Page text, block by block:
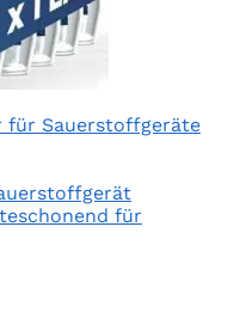
für Sauerstoffgeräte
für